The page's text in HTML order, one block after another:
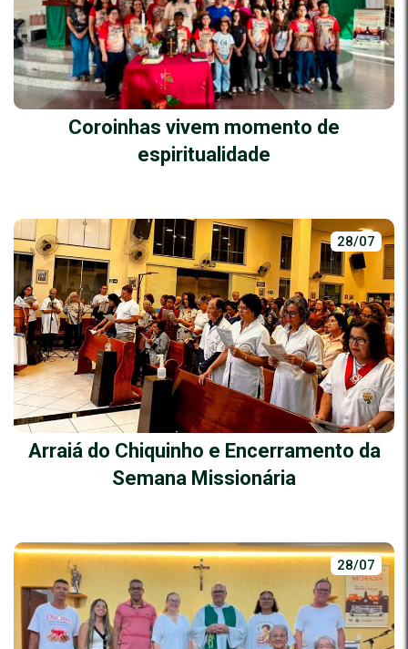
Coroinhas vivem momento de
espiritualidade
28/07
Arraiá do Chiquinho e Encerramento da
Semana Missionária
28/07